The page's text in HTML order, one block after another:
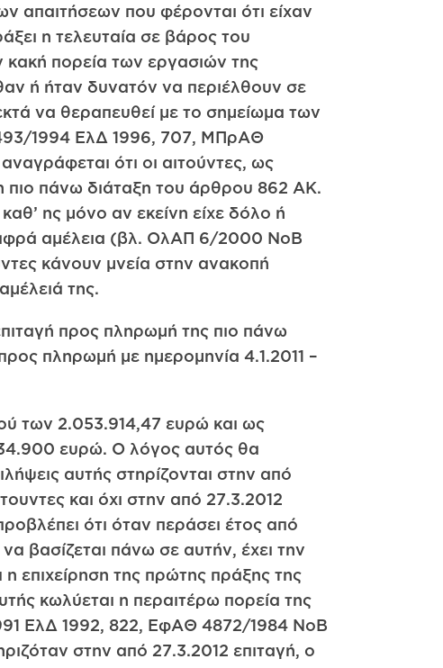
απαιτήσεων που φέρονται ότι είχαν
η τελευταία σε βάρος του
κακή πορεία των εργασιών της
ή ήταν δυνατόν να περιέλθουν σε
να θεραπευθεί με το σημείωμα των
1994 ΕλΔ 1996, 707, ΜΠρΑΘ
ότι οι αιτούντες, ως
πιο πάνω διάταξη του άρθρου 862 ΑΚ.
ης μόνο αν εκείνη είχε δόλο ή
αμέλεια (βλ. ΟλΑΠ 6/2000 ΝοΒ
κάνουν μνεία στην ανακοπή
της.
προς πληρωμή της πιο πάνω
πληρωμή με ημερομηνία 4.1.2011 –
των 2.053.914,47 ευρώ και ως
ευρώ. Ο λόγος αυτός θα
αυτής στηρίζονται στην από
και όχι στην από 27.3.2012
ότι όταν περάσει έτος από
βασίζεται πάνω σε αυτήν, έχει την
η επιχείρηση της πρώτης πράξης της
κωλύεται η περαιτέρω πορεία της
ΕλΔ 1992, 822, ΕφΑΘ 4872/1984 ΝοΒ
στην από 27.3.2012 επιταγή, ο